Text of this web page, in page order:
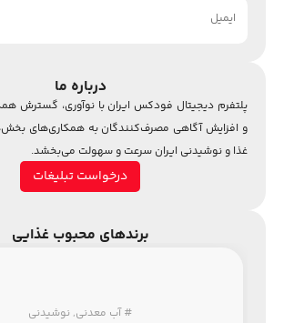
درباره ما
پلتفرم دیجیتال فودکس ایران با نوآوری، گسترش
و افزایش آگاهی مصرف‌کنندگان به همکاری‌های
غذا و نوشیدنی ایران سرعت و سهولت می‌بخشد.
درخواست تبلیغات
برندهای محبوب غذایی
# آب معدنی, نوشیدنی